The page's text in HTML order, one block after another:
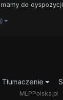
do dyspozycji
Tłumaczenie
MLPPolska.pl